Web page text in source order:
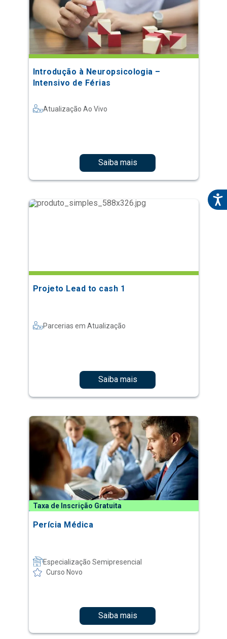
Introdução à Neuropsicologia –
Intensivo de Férias
Atualização Ao Vivo
Saiba mais
Projeto Lead to cash 1
Parcerias em Atualização
Saiba mais
Taxa de Inscrição Gratuita
Perícia Médica
Especialização Semipresencial
Curso Novo
Saiba mais